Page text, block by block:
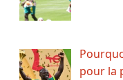
pour la